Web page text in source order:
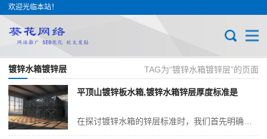
欢迎光临本站！
TAG为“镀锌水箱镀锌层”的页面
镀锌水箱镀锌层
平顶山镀锌板水箱,镀锌水箱锌层厚度标准是